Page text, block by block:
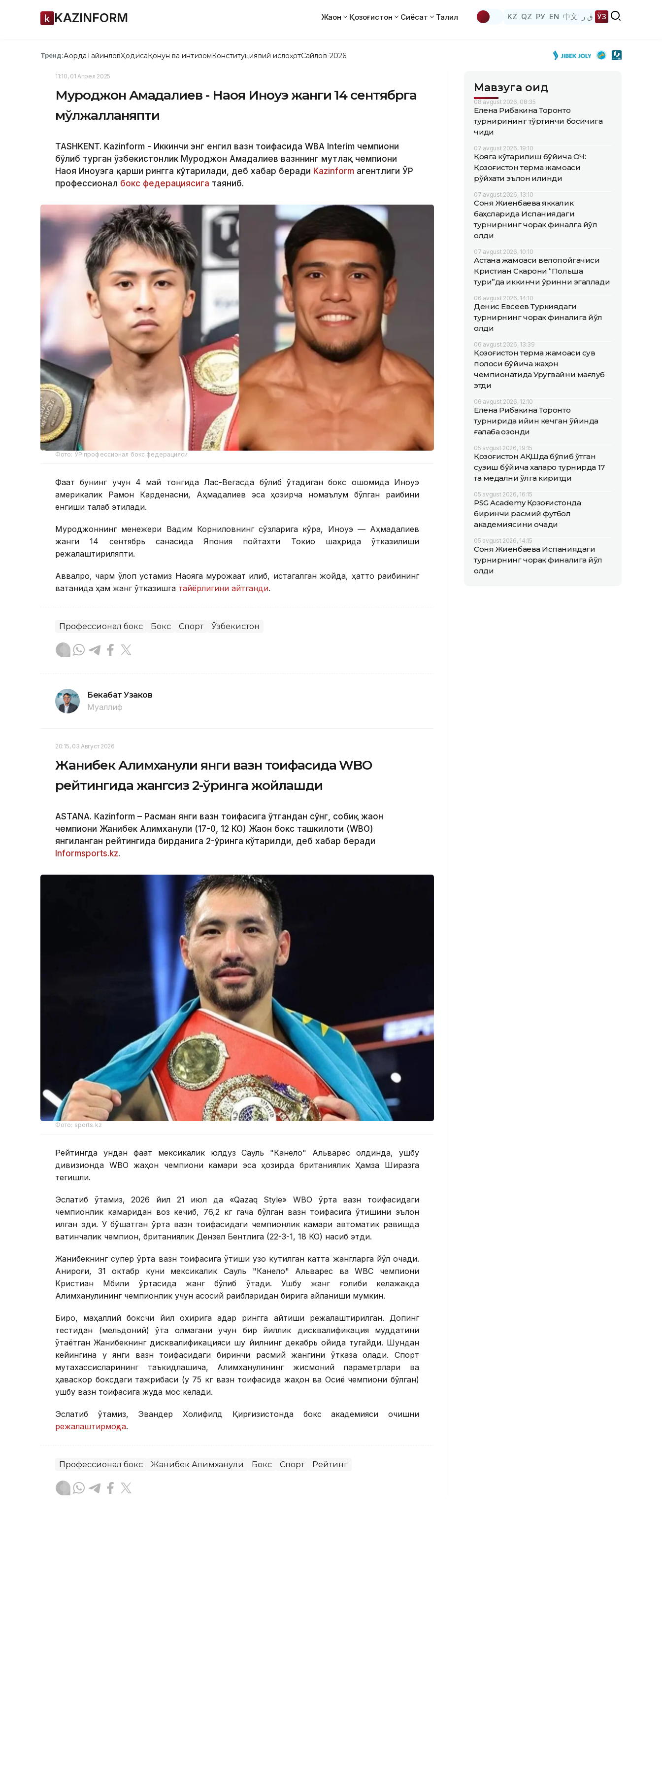
KAZINFORM Жаҳон Қозоғистон Сиёсат Таҳлил KZ QZ РУ EN 中文 ق ز ЎЗ
Тренд:АқордаТайинловҲодисаҚонун ва интизомКонституциявий ислоҳотСайлов-2026
11:10, 01 Апрел 2025
Муроджон Аҳмадалиев - Наоя Иноуэ жанги 14 сентябрга
мўлжалланяпти
TASHKENT. Kazinform - Иккинчи энг енгил вазн тоифасида WBA Interim чемпиони
бўлиб турган ўзбекистонлик Муроджон Аҳмадалиев вазннинг мутлақ чемпиони
Наоя Иноуэга қарши рингга кўтарилади, деб хабар беради Kazinform агентлиги ЎР
профессионал бокс федерациясига таяниб.
Фото: ЎР профессионал бокс федерацияси
Фақат бунинг учун 4 май тонгида Лас-Вегасда бўлиб ўтадиган бокс оқшомида Иноуэ
америкалик Рамон Карденасни, Аҳмадалиев эса ҳозирча номаълум бўлган рақибини
енгиши талаб этилади.
Муроджоннинг менежери Вадим Корниловнинг сўзларига кўра, Иноуэ — Аҳмадалиев
жанги 14 сентябрь санасида Япония пойтахти Токио шаҳрида ўтказилиши
режалаштириляпти.
Аввалроқ, чарм қўлқоп устамиз Наояга мурожаат қилиб, истагалган жойда, ҳатто рақибининг
ватанида ҳам жанг ўтказишга тайёрлигини айтганди.
Профессионал бокс Бокс Спорт Ўзбекистон
Бекабат Узаков
Муаллиф
20:15, 03 Август 2026
Жанибек Алимханули янги вазн тоифасида WBO
рейтингида жангсиз 2-ўринга жойлашди
ASTANА. Кazinform – Расман янги вазн тоифасига ўтгандан сўнг, собиқ жаҳон
чемпиони Жанибек Алимханули (17-0, 12 КО) Жаҳон бокс ташкилоти (WBО)
янгиланган рейтингида бирданига 2-ўринга кўтарилди, деб хабар беради
Informsports.kz.
Фото: sports.kz
Рейтингда ундан фақат мексикалик юлдуз Сауль "Канело" Альварес олдинда, ушбу
дивизионда WBО жаҳон чемпиони камари эса ҳозирда британиялик Ҳамза Ширазга
тегишли.
Эслатиб ўтамиз, 2026 йил 21 июл да «Qazaq Style» WВО ўрта вазн тоифасидаги
чемпионлик камаридан воз кечиб, 76,2 кг гача бўлган вазн тоифасига ўтишини эълон
қилган эди. У бўшатган ўрта вазн тоифасидаги чемпионлик камари автоматик равишда
вақтинчалик чемпион, британиялик Дензел Бентлига (22-3-1, 18 КО) насиб этди.
Жанибекнинг супер ўрта вазн тоифасига ўтиши узоқ кутилган катта жангларга йўл очади.
Аниқроғи, 31 октабр куни мексикалик Сауль "Канело" Альварес ва WВC чемпиони
Кристиан Мбили ўртасида жанг бўлиб ўтади. Ушбу жанг ғолиби келажакда
Алимханулининг чемпионлик учун асосий рақибларидан бирига айланиши мумкин.
Бироқ, маҳаллий боксчи йил охирига қадар рингга қайтиши режалаштирилган. Допинг
тестидан (мельдоний) ўта олмагани учун бир йиллик дисквалификация муддатини
ўтаётган Жанибекнинг дисквалификацияси шу йилнинг декабрь ойида тугайди. Шундан
кейингина у янги вазн тоифасидаги биринчи расмий жангини ўтказа олади. Спорт
мутахассисларининг таъкидлашича, Алимханулининг жисмоний параметрлари ва
ҳаваскор боксдаги тажрибаси (у 75 кг вазн тоифасида жаҳон ва Осиё чемпиони бўлган)
ушбу вазн тоифасига жуда мос келади.
Эслатиб ўтамиз, Эвандер Холифилд Қирғизистонда бокс академияси очишни
режалаштирмоқда.
Профессионал бокс Жанибек Алимханули Бокс Спорт Рейтинг
Мавзуга оид
08 avgust 2026, 08:35
Елена Рибакина Торонто
турнирининг тўртинчи босқичига
чиқди
07 avgust 2026, 19:10
Қояга кўтарилиш бўйича ОЧ:
Қозоғистон терма жамоаси
рўйхати эълон қилинди
07 avgust 2026, 13:10
Соня Жиенбаева яккалик
баҳсларида Испаниядаги
турнирнинг чорак финалга йўл
олди
07 avgust 2026, 10:10
Астана жамоаси велопойгачиси
Кристиан Скарони “Польша
тури”да иккинчи ўринни эгаллади
06 avgust 2026, 14:10
Денис Евсеев Туркиядаги
турнирнинг чорак финалига йўл
олди
06 avgust 2026, 13:39
Қозоғистон терма жамоаси сув
полоси бўйича жаҳон
чемпионатида Уругвайни мағлуб
этди
06 avgust 2026, 12:10
Елена Рибакина Торонто
турнирида қийин кечган ўйинда
ғалаба қозонди
05 avgust 2026, 19:15
Қозоғистон АҚШда бўлиб ўтган
сузиш бўйича халқаро турнирда 17
та медални қўлга киритди
05 avgust 2026, 16:15
PSG Academy Қозоғистонда
биринчи расмий футбол
академиясини очади
05 avgust 2026, 14:15
Соня Жиенбаева Испаниядаги
турнирнинг чорак финалига йўл
олди